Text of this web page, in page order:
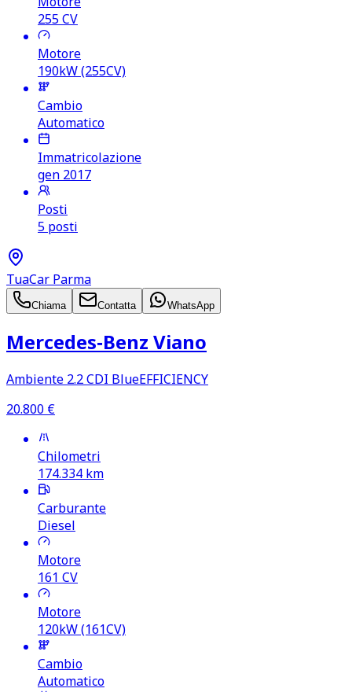
255CV
Motore
190kW (255CV)
Cambio
Automatico
Immatricolazione
gen 2017
Posti
5 posti
TuaCar Parma
Chiama Contatta WhatsApp
Mercedes‑Benz Viano
Ambiente 2.2 CDI BlueEFFICIENCY
20.800 €
Chilometri
174.334 km
Carburante
Diesel
Motore
161 CV
Motore
120kW (161CV)
Cambio
Automatico